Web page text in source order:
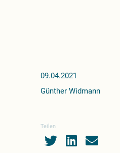
09.04.2021
Günther Widmann
Teilen